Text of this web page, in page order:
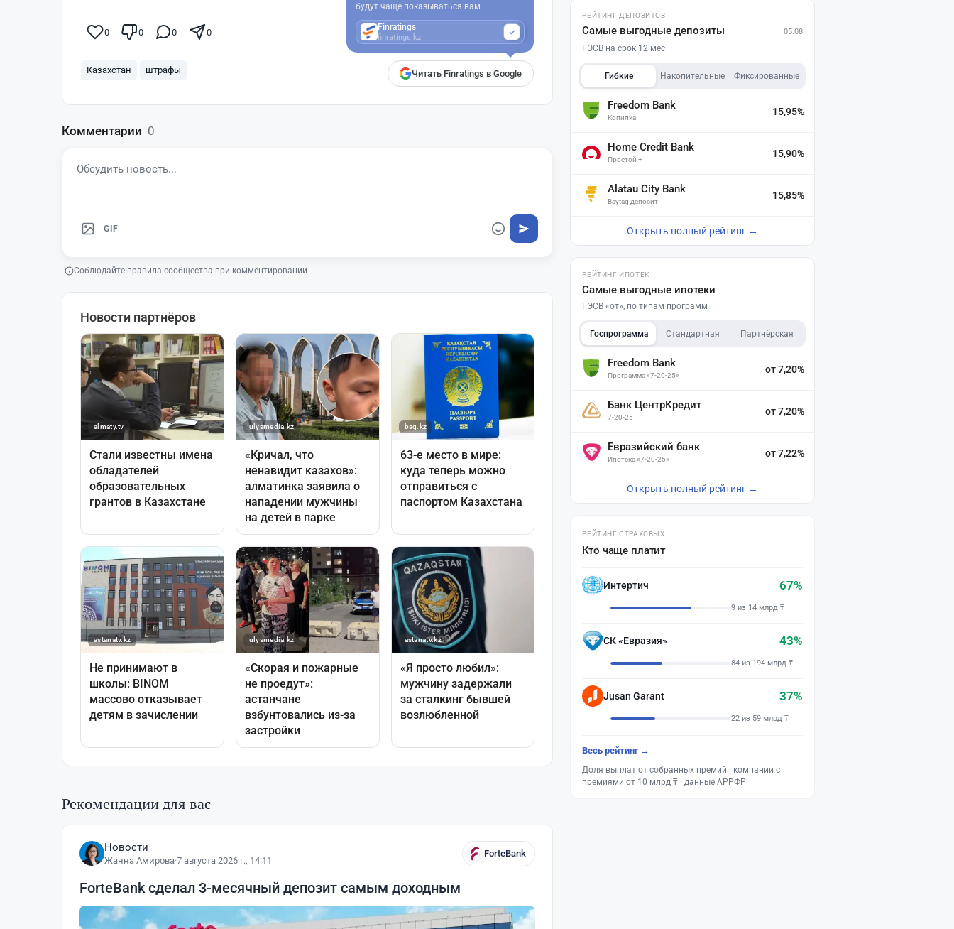
0 0 0 0
Казахстан штрафы Читать Finratings в Google
будут чаще показываться вам
Finratings
finratings.kz
Комментарии 0
GIF
Соблюдайте правила сообщества при комментировании
Рекомендации для вас
Новости
Жанна Амирова·7 августа 2026 г., 14:11
ForteBank
ForteBank сделал 3-месячный депозит самым доходным
РЕЙТИНГ ДЕПОЗИТОВ
Самые выгодные депозиты 05.08
ГЭСВ на срок 12 мес
Гибкие Накопительные Фиксированные
Freedom Bank
Копилка
15,95%
Home Credit Bank
Простой +
15,90%
Alatau City Bank
Baytaq депозит
15,85%
Открыть полный рейтинг →
РЕЙТИНГ ИПОТЕК
Самые выгодные ипотеки
ГЭСВ «от», по типам программ
Госпрограмма Стандартная Партнёрская
Freedom Bank
Программа «7-20-25»
от 7,20%
Банк ЦентрКредит
7-20-25
от 7,20%
Евразийский банк
Ипотека «7-20-25»
от 7,22%
Открыть полный рейтинг →
РЕЙТИНГ СТРАХОВЫХ
Кто чаще платит
Интертич 67%
9 из 14 млрд ₸
СК «Евразия» 43%
84 из 194 млрд ₸
Jusan Garant 37%
22 из 59 млрд ₸
Весь рейтинг →
Доля выплат от собранных премий · компании с
премиями от 10 млрд ₸ · данные АРРФР